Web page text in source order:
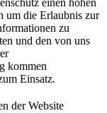
einen hohen
um die Erlaubnis zur
zu
und den von uns
kommen
Einsatz.
der Website